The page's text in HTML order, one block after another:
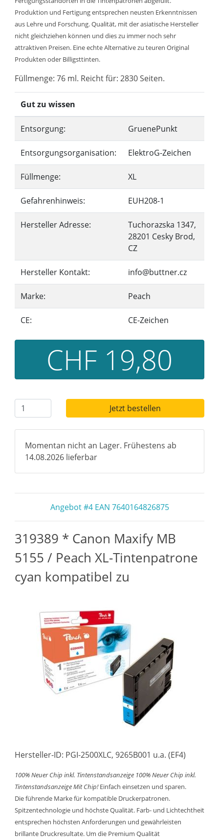
Produktion und Fertigung entsprechen neusten Erkenntnissen
aus Lehre und Forschung. Qualität, mit der asiatische Hersteller
nicht gleichziehen können und dies zu immer noch sehr
attraktiven Preisen. Eine echte Alternative zu teuren Original
Produkten oder Billigsttinten.
Füllmenge: 76 ml. Reicht für: 2830 Seiten.
Gut zu wissen
Entsorgung: GruenePunkt
Entsorgungsorganisation: ElektroG-Zeichen
Füllmenge: XL
Gefahrenhinweis: EUH208-1
Hersteller Adresse:
Tuchorazska 1347,
28201 Cesky Brod,
CZ
Hersteller Kontakt: info@buttner.cz
Marke: Peach
CE: CE-Zeichen
CHF 19,80
Jetzt bestellen
Momentan nicht an Lager. Frühestens ab
14.08.2026 lieferbar
Angebot #4 EAN 7640164826875
319389 * Canon Maxify MB
5155 / Peach XL-Tintenpatrone
cyan kompatibel zu
Hersteller-ID: PGI-2500XLC, 9265B001 u.a. (EF4)
100% Neuer Chip inkl. Tintenstandsanzeige 100% Neuer Chip inkl.
TintenstandsanzeigeMit Chip!Einfach einsetzen und sparen.
Die führende Marke für kompatible Druckerpatronen.
Spitzentechnologie und höchste Qualität. Farb- und Lichtechtheit
entsprechen höchsten Anforderungen und gewährleisten
brillante Druckresultate. Um die Premium Qualität